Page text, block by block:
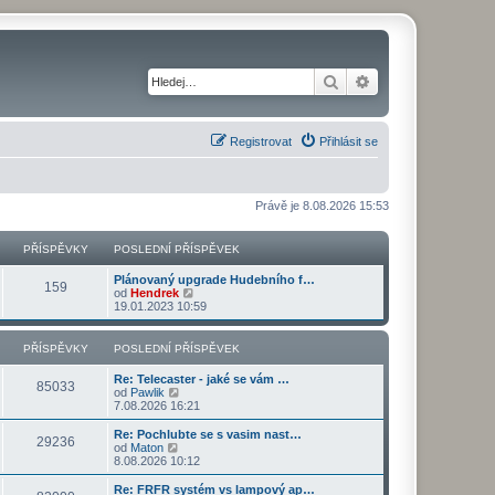
Hledat
Přihlásit se
Registrovat
Právě je 8.08.2026 15:53
PŘÍSPĚVKY POSLEDNÍ PŘÍSPĚVEK
159
Plánovaný upgrade Hudebního f…
od Hendrek
o
b
r
a
o
s
l
d
n
í
19.01.2023 10:59
PŘÍSPĚVKY POSLEDNÍ PŘÍSPĚVEK
85033
Re: Telecaster - jaké se vám …
od Pawlik
o
b
r
z
7.08.2026 16:21
29236
Re: Pochlubte se s vasim nast…
od Maton
o
b
r
8.08.2026 10:12
Re: FRFR systém vs lampový ap…